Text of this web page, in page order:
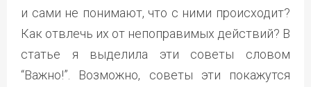
и сами не понимают, что с ними происходит?
Как отвлечь их от непоправимых действий? В
статье я выделила эти советы словом
“Важно!”. Возможно, советы эти покажутся